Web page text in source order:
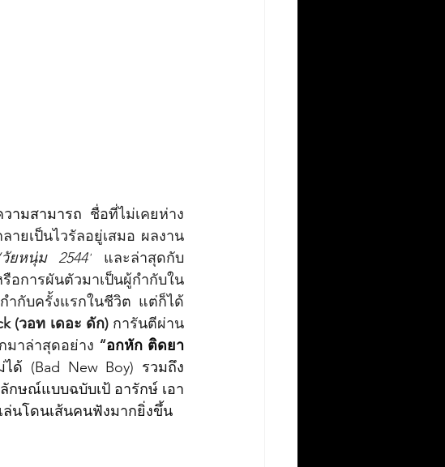
ามสามารถ ชื่อที่ไม่เคยห่าง
ายเป็นไวรัลอยู่เสมอ ผลงาน
‘วัยหนุ่ม 2544’ และล่าสุดกับ
อการผันตัวมาเป็นผู้กำกับใน
ำกับครั้งแรกในชีวิต แต่ก็ได้
(วอท เดอะ ดัก) การันตีผ่าน
มาล่าสุดอย่าง “อกหัก ติดยา
กษณ์แบบฉบับเป้ อารักษ์ เอา
ล่นโดนเส้นคนฟังมากยิ่งขึ้น